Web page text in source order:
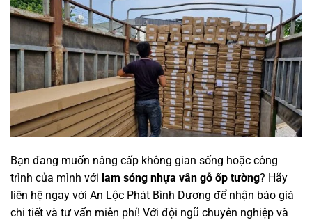
Bạn đang muốn nâng cấp không gian sống hoặc công
trình của mình với lam sóng nhựa vân gỗ ốp tường? Hãy
liên hệ ngay với An Lộc Phát Bình Dương để nhận báo giá
chi tiết và tư vấn miễn phí! Với đội ngũ chuyên nghiệp và